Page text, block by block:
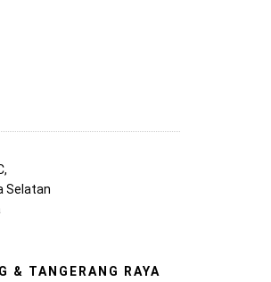
Selatan
& TANGERANG RAYA